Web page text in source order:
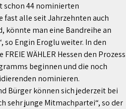
schon 44 nominierten
alle seit Jahrzehnten auch
könnte man eine Bandreihe an
Engin Eroglu weiter. In den
WÄHLER Hessen den Prozess
beginnen und die noch
nominieren.
Bürger können sich jederzeit bei
sehr junge Mitmachpartei“, so der